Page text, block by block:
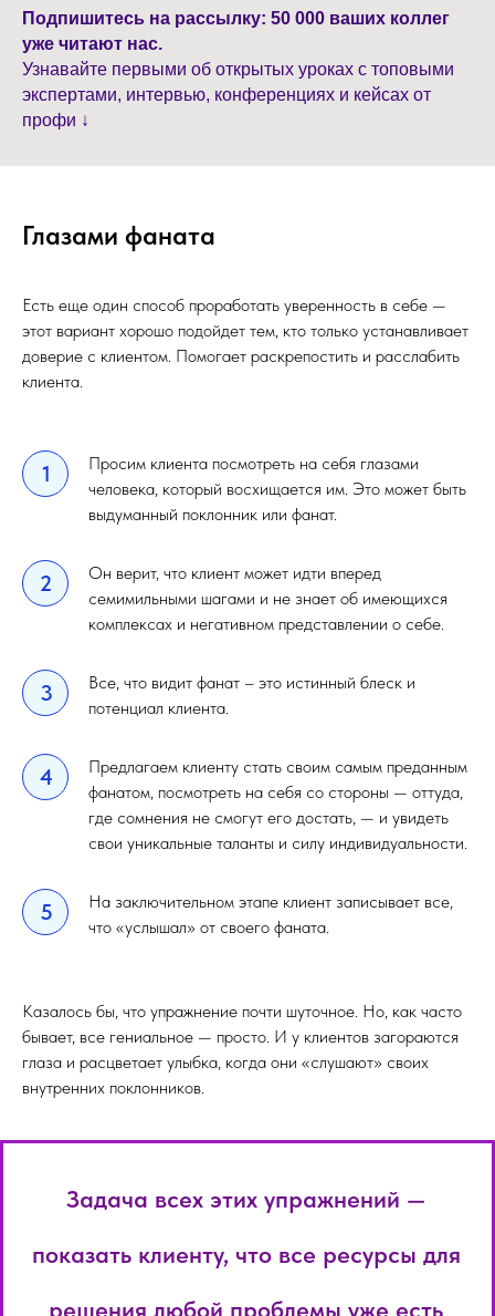
Подпишитесь на рассылку: 50 000 ваших коллег
уже читают нас.
Узнавайте первыми об открытых уроках с топовыми
экспертами, интервью, конференциях и кейсах от
профи ↓
Глазами фаната
Есть еще один способ проработать уверенность в себе —
этот вариант хорошо подойдет тем, кто только устанавливает
доверие с клиентом. Помогает раскрепостить и расслабить
клиента.
1
Просим клиента посмотреть на себя глазами
человека, который восхищается им. Это может быть
выдуманный поклонник или фанат.
2
Он верит, что клиент может идти вперед
семимильными шагами и не знает об имеющихся
комплексах и негативном представлении о себе.
3
Все, что видит фанат – это истинный блеск и
потенциал клиента.
4
Предлагаем клиенту стать своим самым преданным
фанатом, посмотреть на себя со стороны — оттуда,
где сомнения не смогут его достать, — и увидеть
свои уникальные таланты и силу индивидуальности.
5
На заключительном этапе клиент записывает все,
что «услышал» от своего фаната.
Казалось бы, что упражнение почти шуточное. Но, как часто
бывает, все гениальное — просто. И у клиентов загораются
глаза и расцветает улыбка, когда они «слушают» своих
внутренних поклонников.
Задача всех этих упражнений —
показать клиенту, что все ресурсы для
решения любой проблемы уже есть